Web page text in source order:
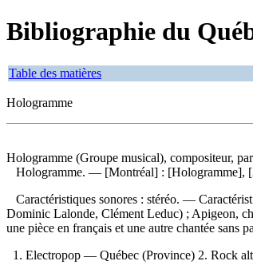
Bibliographie du
Table des matières
Hologramme
Hologramme (Groupe musical), compositeur,
Hologramme. — [Montréal] : [Hologramme],
Caractéristiques sonores : stéréo. —
Dominic Lalonde, Clément Leduc) ; Apigeon,
une pièce en français et une autre chantée sans
1. Electropop — Québec (Province) 2. Rock